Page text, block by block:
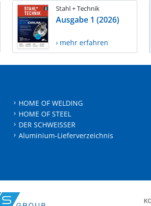
Stahl + Technik
Ausgabe 1 (2026)
› mehr erfahren
HOME OF WELDING
HOME OF STEEL
DER SCHWEISSER
Aluminium-Lieferverzeichnis